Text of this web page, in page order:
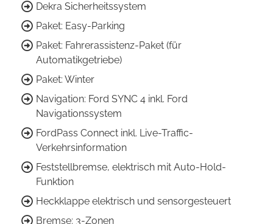
Dekra Sicherheitssystem
Paket: Easy-Parking
Paket: Fahrerassistenz-Paket (für
Automatikgetriebe)
Paket: Winter
Navigation: Ford SYNC 4 inkl. Ford
Navigationssystem
FordPass Connect inkl. Live-Traffic-
Verkehrsinformation
Feststellbremse, elektrisch mit Auto-Hold-
Funktion
Heckklappe elektrisch und sensorgesteuert
Bremse: 3-Zonen